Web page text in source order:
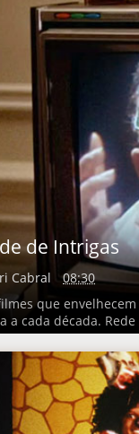
de Intrigas
Cabral
08:30
que
a cada década.